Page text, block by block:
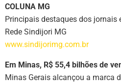
COLUNA MG
Principais destaques dos jornais
Rede Sindijori MG
www.sindijorimg.com.br
Em Minas, R$ 55,4 bilhões de
Minas Gerais alcançou a marca